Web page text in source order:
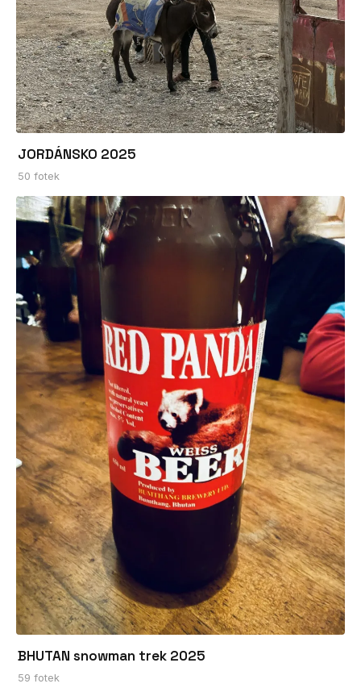
JORDÁNSKO 2025
50 fotek
BHUTAN snowman trek 2025
59 fotek